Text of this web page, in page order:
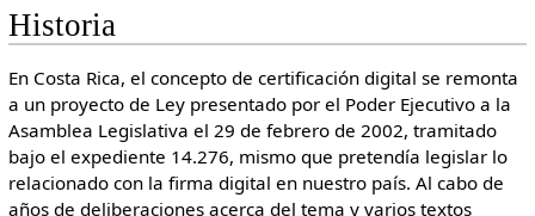
Historia
En Costa Rica, el concepto de certificación digital se remonta
a un proyecto de Ley presentado por el Poder Ejecutivo a la
Asamblea Legislativa el 29 de febrero de 2002, tramitado
bajo el expediente 14.276, mismo que pretendía legislar lo
relacionado con la firma digital en nuestro país. Al cabo de
años de deliberaciones acerca del tema y varios textos